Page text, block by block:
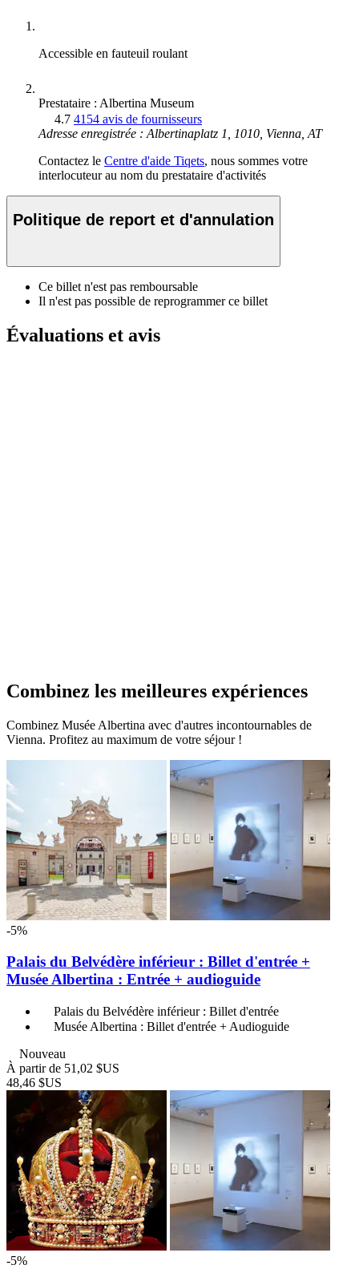
Accessible en fauteuil roulant
Prestataire : Albertina Museum
4.7 4154 avis de fournisseurs
Adresse enregistrée : Albertinaplatz 1, 1010, Vienna, AT
Contactez le Centre d'aide Tiqets, nous sommes votre
interlocuteur au nom du prestataire d'activités
Politique de report et d'annulation
Ce billet n'est pas remboursable
Il n'est pas possible de reprogrammer ce billet
Évaluations et avis
Combinez les meilleures expériences
Combinez Musée Albertina avec d'autres incontournables de
Vienna. Profitez au maximum de votre séjour !
-5%
Palais du Belvédère inférieur : Billet d'entrée +
Musée Albertina : Entrée + audioguide
Palais du Belvédère inférieur : Billet d'entrée
Musée Albertina : Billet d'entrée + Audioguide
Nouveau
À partir de 51,02 $US
48,46 $US
-5%